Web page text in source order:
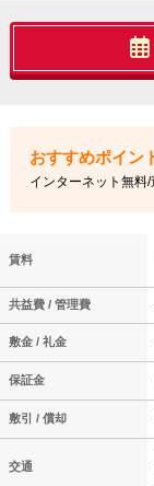
インターネット無料
賃料
共益費 / 管理費
敷金 / 礼金
保証金
敷引 / 償却
交通